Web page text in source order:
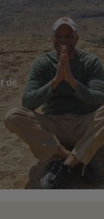
où vous
et antilopes dans leur
d’histoire, ne
de Great
cité médiévale,
et
intimiste, optez pour
. Ce lac artificiel est
ses couchers de soleil
des houseboats. Les
y trouveront
par la
de son accueil,
à tous ses visiteurs.
du Cercle des
du Zimbabwe
de